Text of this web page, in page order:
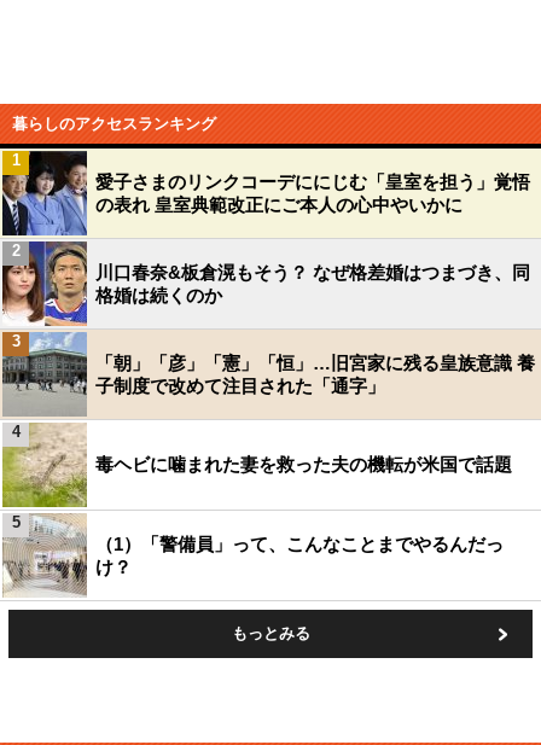
暮らしのアクセスランキング
愛子さまのリンクコーデににじむ「皇室を担う」覚悟
の表れ 皇室典範改正にご本人の心中やいかに
1
川口春奈&板倉滉もそう？ なぜ格差婚はつまづき、同
格婚は続くのか
2
「朝」「彦」「憲」「恒」…旧宮家に残る皇族意識 養
子制度で改めて注目された「通字」
3
毒ヘビに噛まれた妻を救った夫の機転が米国で話題
4
（1）「警備員」って、こんなことまでやるんだっ
け？
5
もっとみる